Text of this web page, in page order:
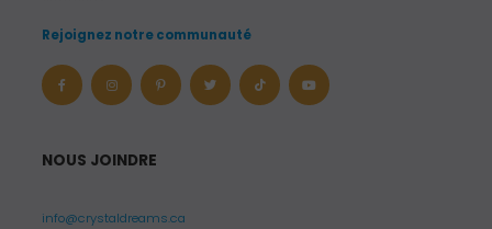
Rejoignez notre communauté
NOUS JOINDRE
info@crystaldreams.ca